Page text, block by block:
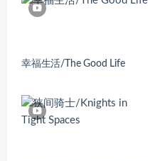
幸福生活/The Good Life